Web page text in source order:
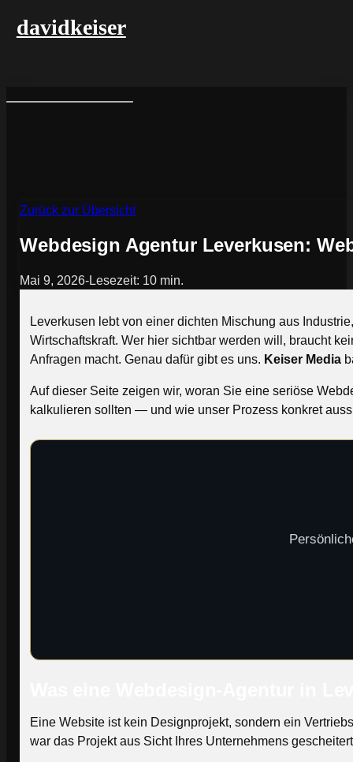
davidkeiser
Zurück zur Übersicht
Webdesign Agentur Leverkusen:
Mai 9, 2026-Lesezeit: 10 min.
Leverkusen lebt von einer dichten Mischung aus
Wirtschaftskraft. Wer hier sichtbar werden will, braucht
Anfragen macht. Genau dafür gibt es uns. Keiser Media
Auf dieser Seite zeigen wir, woran Sie eine seriöse
kalkulieren sollten — und wie unser Prozess konkret
Eine Website ist kein Designprojekt, sondern ein
war das Projekt aus Sicht Ihres Unternehmens